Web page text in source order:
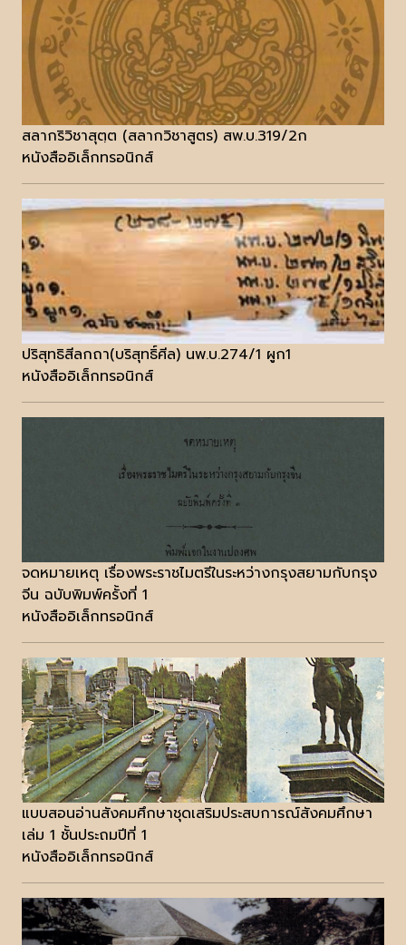
สลากริวิชาสุตฺต (สลากวิชาสูตร) สพ.บ.319/2ก
หนังสืออิเล็กทรอนิกส์
ปริสุทธิสีลกถา(บริสุทธิ์ศีล) นพ.บ.274/1 ผูก1
หนังสืออิเล็กทรอนิกส์
จดหมายเหตุ เรื่องพระราชไมตรีในระหว่างกรุงสยามกับกรุง
จีน ฉบับพิมพ์ครั้งที่ 1
หนังสืออิเล็กทรอนิกส์
แบบสอนอ่านสังคมศึกษาชุดเสริมประสบการณ์สังคมศึกษา
เล่ม 1 ชั้นประถมปีที่ 1
หนังสืออิเล็กทรอนิกส์